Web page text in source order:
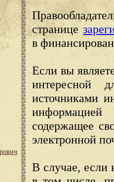
странице
в
Если вы
интересной
источниками
содержащее
электронной
В случае, если